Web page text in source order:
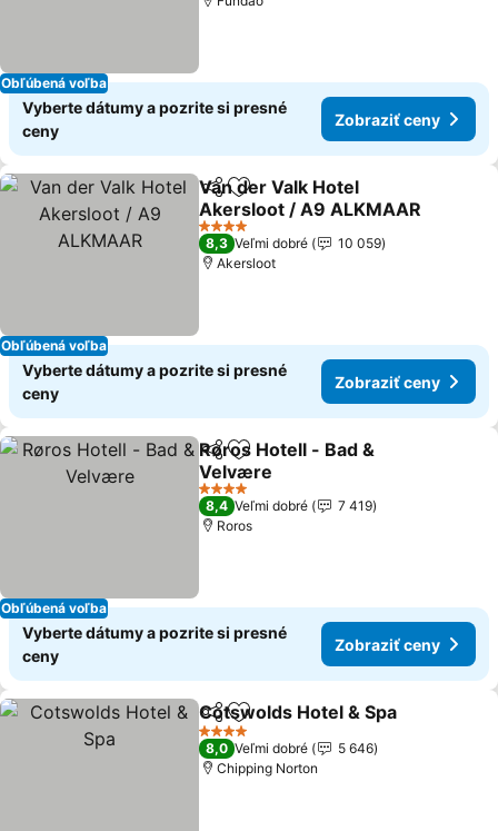
Obľúbená voľba
Vyberte dátumy a pozrite si presné
ceny
Zobraziť ceny
Obľúbená voľba
ZdieľaťPridať do obľúbených
Van der Valk Hotel
Akersloot / A9 ALKMAAR
4 Počet hviezdičiek
8,3 Veľmi dobré
10 059
Akersloot
Vyberte dátumy a pozrite si presné
ceny
Zobraziť ceny
Obľúbená voľba
ZdieľaťPridať do obľúbených
Røros Hotell - Bad &
Velvære
4 Počet hviezdičiek
8,4 Veľmi dobré
7 419
Roros
Vyberte dátumy a pozrite si presné
ceny
Zobraziť ceny
ZdieľaťPridať do obľúbených
Cotswolds Hotel & Spa
4 Počet hviezdičiek
8,0 Veľmi dobré
5 646
Chipping Norton